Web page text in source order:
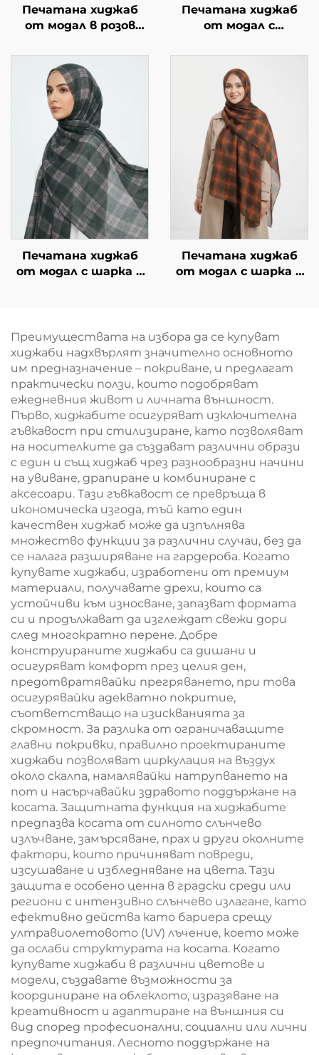
Печатана хиджаб
от модал в розов
Печатана хиджаб
от модал с
принт на сърна
Печатана хиджаб
от модал с шарка в
Печатана хиджаб
от модал с шарка в
Преимуществата на избора да се купуват
хиджаби надхвърлят значително основното
им предназначение – покриване, и предлагат
практически ползи, които подобряват
ежедневния живот и личната външност.
Първо, хиджабите осигуряват изключителна
гъвкавост при стилизиране, като позволяват
на носителките да създават различни образи
с един и същ хиджаб чрез разнообразни начини
на увиване, драпиране и комбиниране с
аксесоари. Тази гъвкавост се превръща в
икономическа изгода, тъй като един
качествен хиджаб може да изпълнява
множество функции за различни случаи, без да
се налага разширяване на гардероба. Когато
купувате хиджаби, изработени от премиум
материали, получавате дрехи, които са
устойчиви към износване, запазват формата
си и продължават да изглеждат свежи дори
след многократно перене. Добре
конструираните хиджаби са дишани и
осигуряват комфорт през целия ден,
предотвратявайки прегряването, при това
осигурявайки адекватно покритие,
съответстващо на изискванията за
скромност. За разлика от ограничаващите
главни покривки, правилно проектираните
хиджаби позволяват циркулация на въздух
около скалпа, намалявайки натрупването на
пот и насърчавайки здравото поддържане на
косата. Защитната функция на хиджабите
предпазва косата от силното слънчево
излъчване, замърсяване, прах и други околните
фактори, които причиняват повреди,
изсушаване и избледняване на цвета. Тази
защита е особено ценна в градски среди или
региони с интензивно слънчево излагане, като
ефективно действа като бариера срещу
ултравиолетовото (UV) лъчение, което може
да ослаби структурата на косата. Когато
купувате хиджаби в различни цветове и
модели, създавате възможности за
координиране на облеклото, изразяване на
креативност и адаптиране на външния си
вид според професионални, социални или лични
предпочитания. Лесното поддържане на